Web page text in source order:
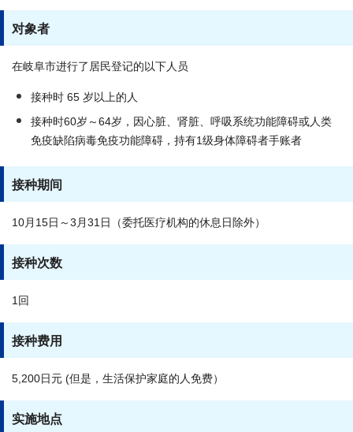
对象者
在岐阜市进行了居民登记的以下人员
接种时 65 岁以上的人
接种时60岁～64岁，因心脏、肾脏、呼吸系统功能障碍或人类
免疫缺陷病毒免疫功能障碍，持有1级身体障碍者手账者
接种期间
10月15日～3月31日（委托医疗机构的休息日除外）
接种次数
1回
接种费用
5,200日元 (但是，生活保护家庭的人免费）
实施地点